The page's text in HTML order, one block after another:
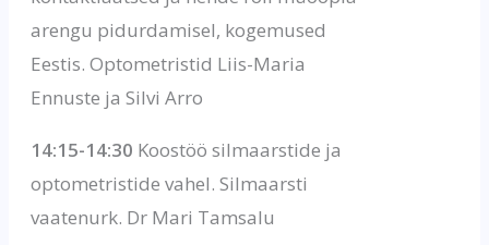
arengu pidurdamisel, kogemused
Eestis. Optometristid Liis-Maria
Ennuste ja Silvi Arro
14:15-14:30 Koostöö silmaarstide ja
optometristide vahel. Silmaarsti
vaatenurk. Dr Mari Tamsalu